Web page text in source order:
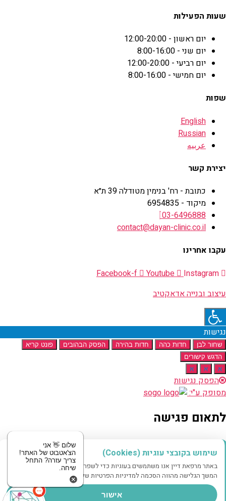
שעות הפעילות
יום ראשון - 12:00-20:00
יום שני - 8:00-16:00
יום רביעי - 12:00-20:00
יום חמישי - 8:00-16:00
שפות
English
Russian
عربيه
יצירת קשר
כתובת - רח' בנימין מטודלה 39 ת״א
מיקוד - 6954835
03-6496888
contact@dayan-clinic.co.il
עקבו אחרינו
Facebook-f
Youtube
Instagram
עיצוב ובנייה אדאקטיב
שימוש בקובצי עוגיות (Cookies)
באתר מרפאת דיין אנו משתמשים בעוגיות כדי לשפר את חווית הגלישה שלך.
המשך הגלישה מהווה הסכמה למדיניות הפרטיות שלנו.
אישור
נגישות
שחור לבן חדות כהה חדות בהירה הפסק הבהובים
פונט קריא
הדגש קישורים
א
א א
הפסק נגישות
מסופק ע"י:
לתאום פגישה
מוזמנים לשלוח לנו הודעה
שם
טלפון
שלום 👋 אני
הצ'אטבוט של האתר!
צריך עזרה? התחל
שיחה.